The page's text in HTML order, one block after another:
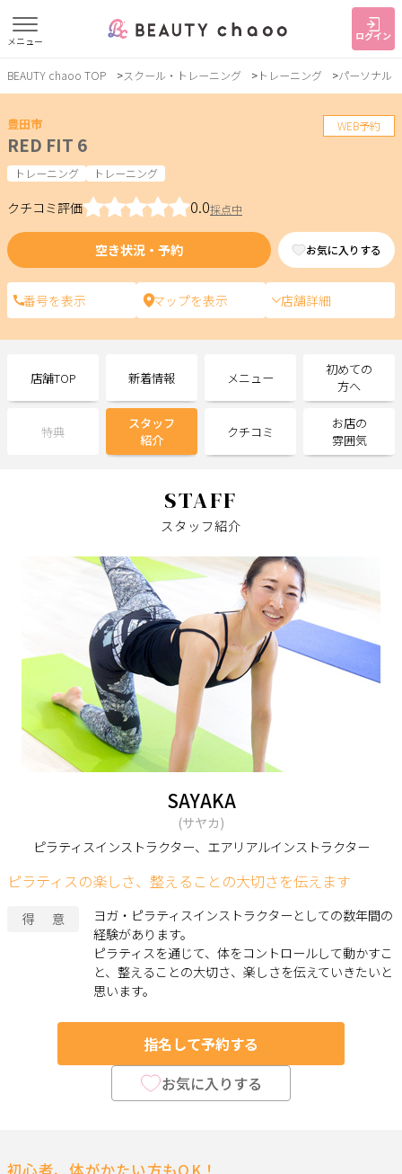
メニュー ログイン
すでに会員の方 はじめてご利用の方
ジャンルで探す
ヘア・メイク ネイル・まつげ エステ
リラク・整体
スクール・
トレーニング
メンズ
大人女子トピック ランキング
サイトマップ
お知らせ
お問い合わせ
掲載のご案内
掲載の申込み
掲載店様ログイン
閉じる
BEAUTY chaoo TOP スクール・トレーニング トレーニング パーソナル
豊田市
RED FIT 6
トレーニング トレーニング
空き状況・予約 お気に入りする
クチコミ評価 0.0採点中
店舗詳細
WEB予約
店舗TOP 新着情報 メニュー
初めての
方へ
特典
スタッフ
紹介
クチコミ
お店の
雰囲気
STAFF
スタッフ紹介
SAYAKA
サヤカ
ピラティスインストラクター、エアリアルインストラクター
ピラティスの楽しさ、整えることの大切さを伝えます
得意
ヨガ・ピラティスインストラクターとしての数年間の
経験があります。
ピラティスを通じて、体をコントロールして動かすこ
と、整えることの大切さ、楽しさを伝えていきたいと
思います。
指名して予約する
お気に入りする
初心者、体がかたい方もOK！